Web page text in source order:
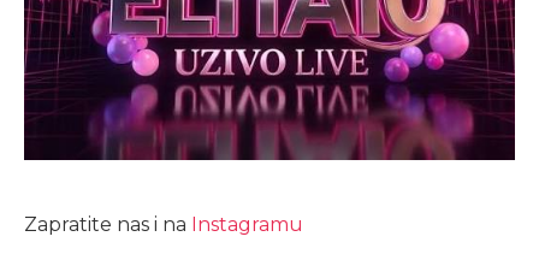
Zapratite nas i na Instagramu